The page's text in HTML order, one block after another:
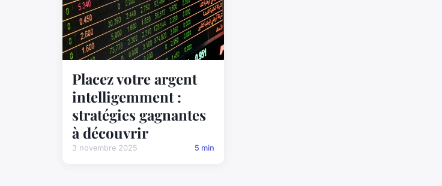
Placez votre argent
intelligemment :
stratégies gagnantes
à découvrir
3 novembre 2025 5 min